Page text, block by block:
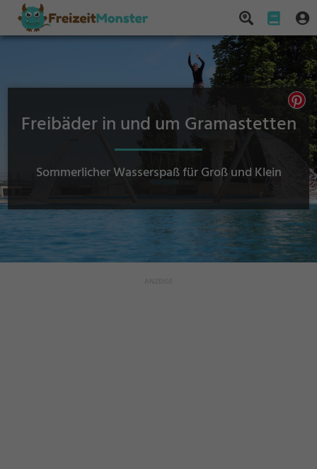
Freibäder in und um Gramastetten
Sommerlicher Wasserspaß für Groß und Klein